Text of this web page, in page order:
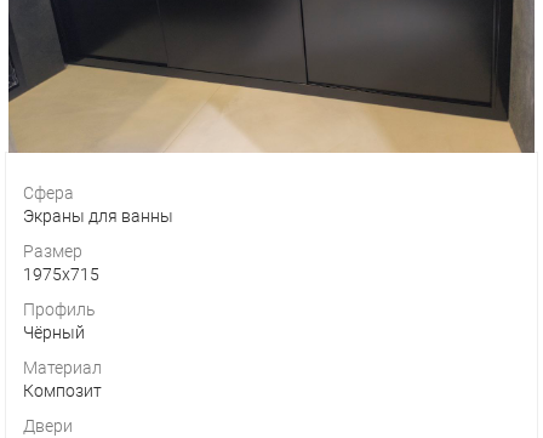
Сфера
Экраны для ванны
Размер
1975х715
Профиль
Чёрный
Материал
Композит
Двери